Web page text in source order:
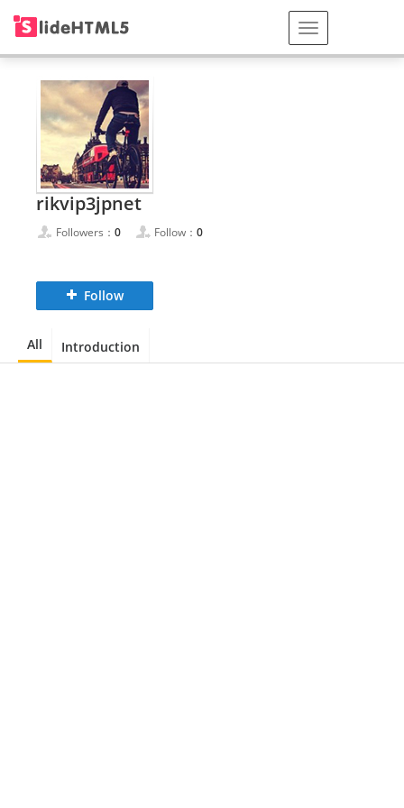
rikvip3jpnet
Followers： 0 Follow： 0
Follow
All Introduction